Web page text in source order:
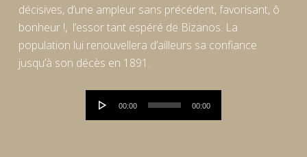
décisives, d’une ampleur sans précédent, favorisant, ô
bonheur !, l’essor tant espéré de Bizanos. La
population lui renouvellera d’ailleurs sa confiance
jusqu’à son décès en 1891.
00:00 00:00